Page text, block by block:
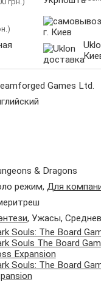
Games Ltd.
& Dragons
режим, Для
, Ужасы,
Souls: The Board
Souls The Board
Expansion
Souls: The Board